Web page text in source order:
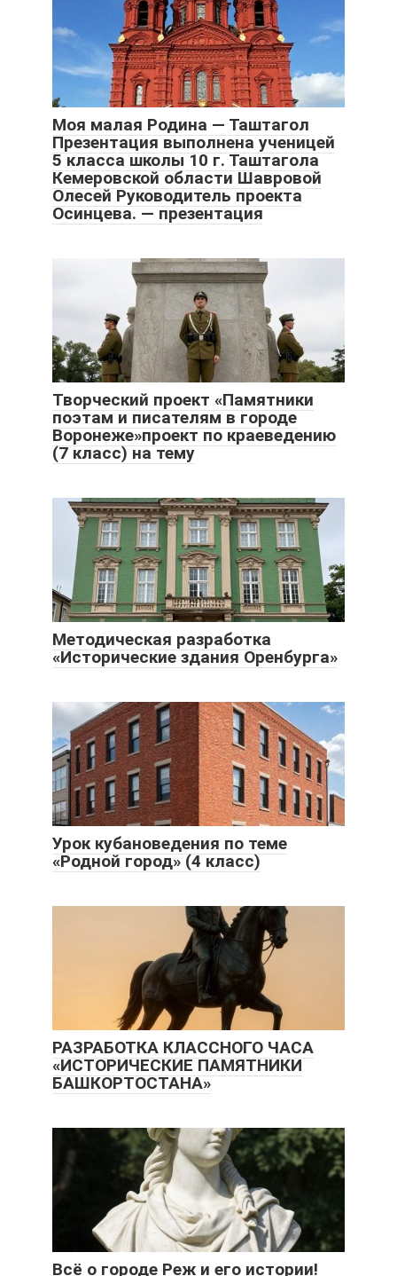
Моя малая Родина — Таштагол
Презентация выполнена ученицей
5 класса школы 10 г. Таштагола
Кемеровской области Шавровой
Олесей Руководитель проекта
Осинцева. — презентация
Творческий проект «Памятники
поэтам и писателям в городе
Воронеже»проект по краеведению
(7 класс) на тему
Методическая разработка
«Исторические здания Оренбурга»
Урок кубановедения по теме
«Родной город» (4 класс)
РАЗРАБОТКА КЛАССНОГО ЧАСА
«ИСТОРИЧЕСКИЕ ПАМЯТНИКИ
БАШКОРТОСТАНА»
Всё о городе Реж и его истории!